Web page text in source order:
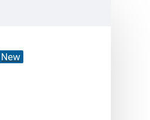
New